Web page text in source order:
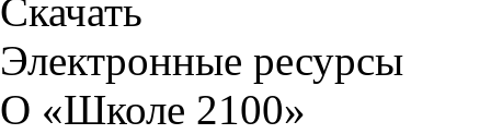
Скачать
Электронные ресурсы
О «Школе 2100»